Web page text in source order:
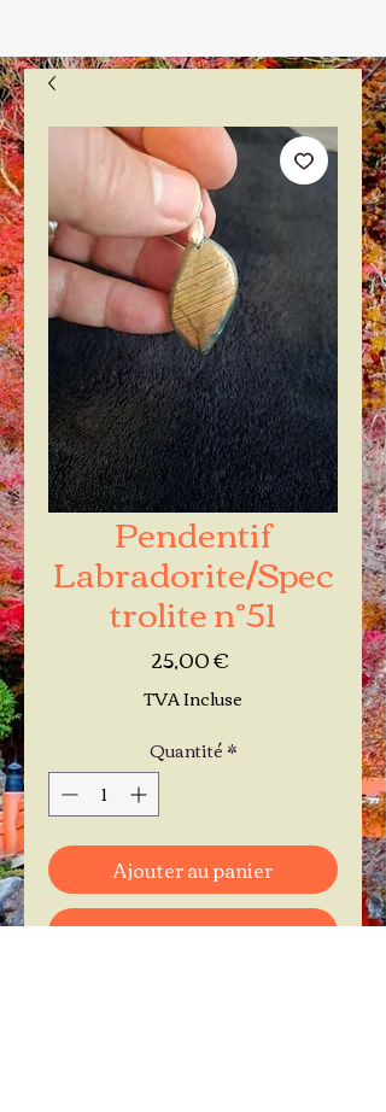
Pendentif
Labradorite/Spec
trolite n°51
25,00 €Prix
TVA Incluse
Quantité*
Ajouter au panier
Commander et payer